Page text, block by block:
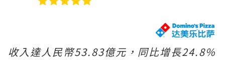
收入達人民幣53.83億元，同比增長24.8%